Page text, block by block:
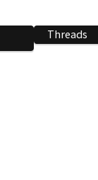
Threads